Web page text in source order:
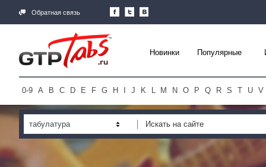
Обратная связь
Новинки Популярные
0-9 A B C D E F G H J K L M N O P Q R S T U V
табулатура